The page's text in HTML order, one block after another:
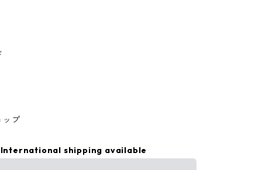
ップ
International shipping available